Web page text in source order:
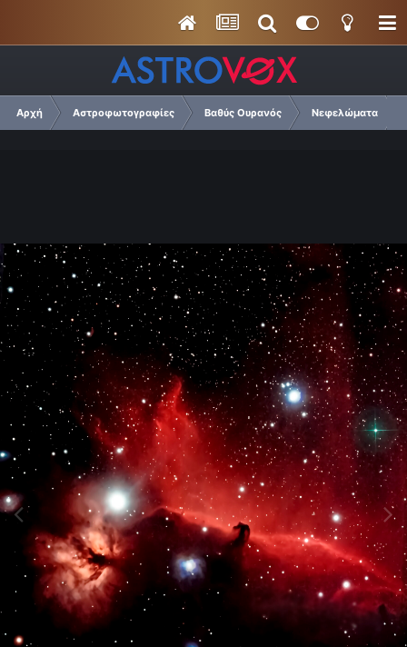
Αρχή Αστροφωτογραφίες Βαθύς Ουρανός Νεφελώματα